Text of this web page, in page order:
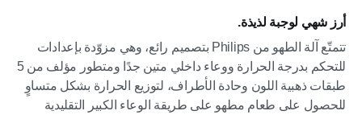
أرز شهي لوجبة لذيذة.
تتمتّع آلة الطهو من Philips بتصميم رائع، وهي مزوّدة بإعدادات
للتحكم بدرجة الحرارة ووعاء داخلي متين جدًا ومتطور مؤلف من 5
طبقات ذهبية اللون وحادة الأطراف، لتوزيع الحرارة بشكل متساوٍ
للحصول على طعام مطهو على طريقة الوعاء الكبير التقليدية